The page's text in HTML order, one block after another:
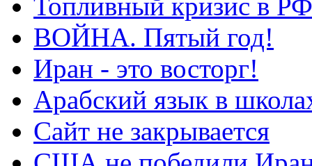
ВОЙНА. Пятый год!
Иран - это восторг!
Арабский язык в
Сайт не закрывается